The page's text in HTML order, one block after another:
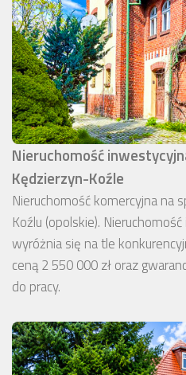
Nieruchomość
Kędzierzyn-Koźle
Nieruchomość komercyjna na
Koźlu (opolskie).
wyróżnia się na tle
ceną 2 550 000 zł oraz
do pracy.